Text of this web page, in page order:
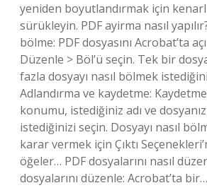
yeniden boyutlandırmak için
sürükleyin. PDF ayirma nasıl
bölme: PDF dosyasını Acrobat’ta
Düzenle > Böl’ü seçin. Tek bir
fazla dosyayı nasıl bölmek
Adlandırma ve kaydetme:
konumu, istediğiniz adı ve
istediğinizi seçin. Dosyayı nasıl
karar vermek için Çıktı
öğeler… PDF dosyalarını nasıl
dosyalarını düzenle: Acrobat’ta bir…